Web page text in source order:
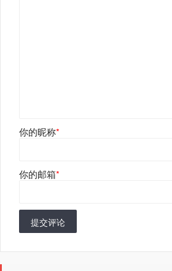
你的昵称*
你的邮箱*
提交评论